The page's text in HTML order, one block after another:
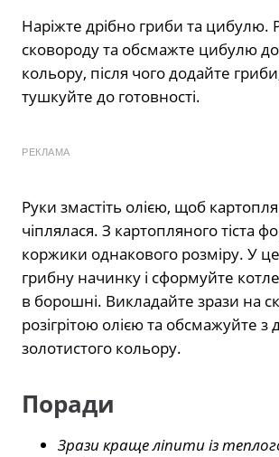
Наріжте дрібно гриби та цибулю.
сковороду та обсмажте цибулю
кольору, після чого додайте
тушкуйте до готовності.
РЕКЛАМА
Руки змастіть олією, щоб
чіплялася. З картопляного тіста
коржики однакового розміру. У
грибну начинку і сформуйте
в борошні. Викладайте зрази на
розігрітою олією та обсмажуйте з
золотистого кольору.
Поради
Зрази краще ліпити із